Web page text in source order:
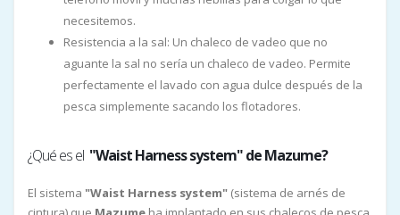
necesitemos.
Resistencia a la sal: Un chaleco de vadeo que no
aguante la sal no sería un chaleco de vadeo. Permite
perfectamente el lavado con agua dulce después de la
pesca simplemente sacando los flotadores.
¿Qué es el "Waist Harness system" de Mazume?
El sistema "Waist Harness system" (sistema de arnés de